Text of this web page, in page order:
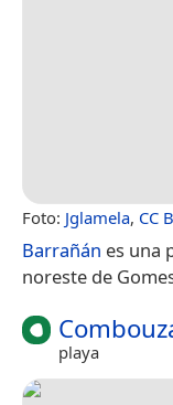
Foto: Jglamela, CC
Barrañán es una
noreste de
playa